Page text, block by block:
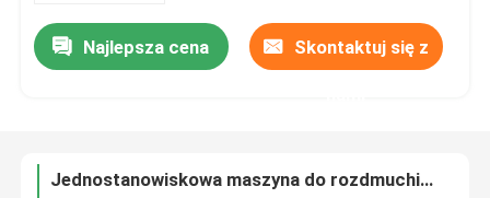
O nas
Kontrola jakości
Najlepsza cena Skontaktuj się z
Jednostanowiskowa maszyna do rozdmuchiwania butelek z tworzywa sztucznego 3 głowica matrycowa 15l dmuchawa PET
160l Automatyczna maszyna do rozdmuchiwania butelek PLC Formowanie PET